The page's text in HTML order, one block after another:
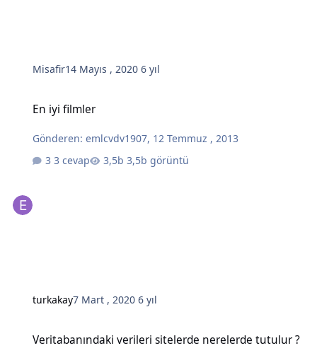
Misafir14 Mayıs , 20206 yıl
En iyi filmler
Gönderen:emlcvdv1907, 12 Temmuz , 2013
3 cevap
3,5b görüntü
turkakay7 Mart , 20206 yıl
Veritabanındaki verileri sitelerde nerelerde tutulur ?